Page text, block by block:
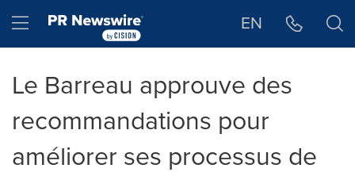
Hamburger menu EN
Le Barreau approuve des
recommandations pour
améliorer ses processus de